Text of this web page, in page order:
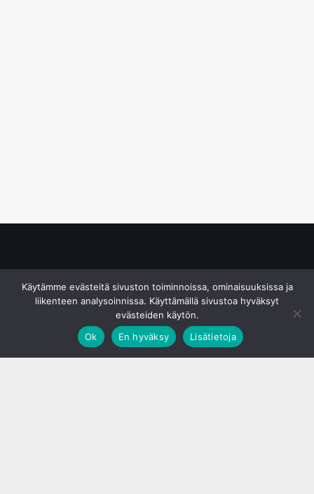
Käytämme evästeitä sivuston toiminnoissa, ominaisuuksissa ja
liikenteen analysoinnissa. Käyttämällä sivustoa hyväksyt
evästeiden käytön.
Ok
En hyväksy Lisätietoja